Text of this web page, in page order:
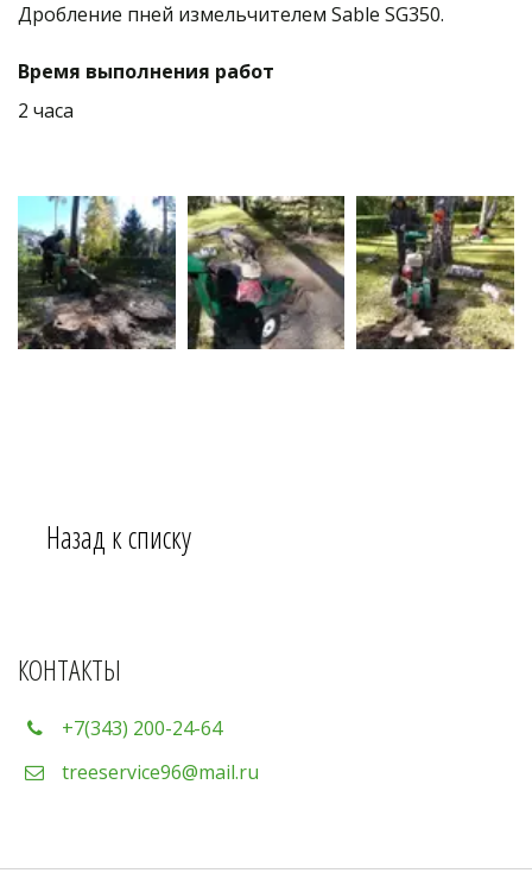
Дробление пней измельчителем Sable SG350.
Время выполнения работ
2 часа
Назад к списку
КОНТАКТЫ
+7(343) 200-24-64
treeservice96@mail.ru